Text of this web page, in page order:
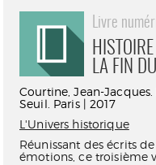
Livre
LA FIN
Courtine, Jean-
Seuil. Paris | 2017
L'Univers historique
Réunissant des écrits
émotions, ce troisième